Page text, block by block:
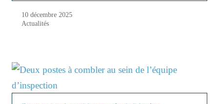
10 décembre 2025
Actualités